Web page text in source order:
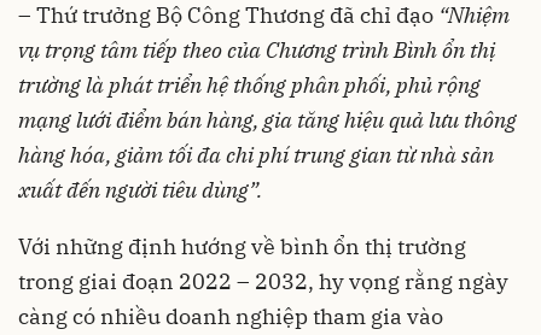
– Thứ trưởng Bộ Công Thương đã chỉ đạo “Nhiệm
vụ trọng tâm tiếp theo của Chương trình Bình ổn thị
trường là phát triển hệ thống phân phối, phủ rộng
mạng lưới điểm bán hàng, gia tăng hiệu quả lưu thông
hàng hóa, giảm tối đa chi phí trung gian từ nhà sản
xuất đến người tiêu dùng”.
Với những định hướng về bình ổn thị trường
trong giai đoạn 2022 – 2032, hy vọng rằng ngày
càng có nhiều doanh nghiệp tham gia vào